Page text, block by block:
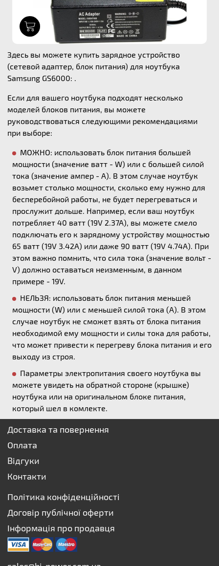
Здесь вы можете купить зарядное устройство
(сетевой адаптер, блок питания) для ноутбука
Samsung GS6000: .
Если для вашего ноутбука подходят несколько
моделей блоков питания, вы можете
руководствоваться следующими рекомендациями
при выборе:
МОЖНО: использовать блок питания большей
мощности (значение ватт - W) или с большей силой
тока (значение ампер - А). В этом случае ноутбук
возьмет столько мощности, сколько ему нужно для
бесперебойной работы, не будет перегреваться и
прослужит дольше. Например, если ваш ноутбук
потребляет 40 ватт (19V 2.37A), вы можете смело
подключать его к зарядному устройству мощностью
65 ватт (19V 3.42A) или даже 90 ватт (19V 4.74A). При
этом важно помнить, что сила тока (значение вольт -
V) должно оставаться неизменным, в данном
примере - 19V.
НЕЛЬЗЯ: использовать блок питания меньшей
мощности (W) или с меньшей силой тока (А). В этом
случае ноутбук не сможет взять от блока питания
необходимой ему мощности и силы тока для работы,
что может привести к перегреву блока питания и его
выходу из строя.
Параметры электропитания своего ноутбука вы
можете увидеть на обратной стороне (крышке)
ноутбука или на оригинальном блоке питания,
который шел в комлекте.
Доставка та повернення
Оплата
Відгуки
Контакти
Політика конфіденційності
Договір публічної оферти
Інформація про продавця